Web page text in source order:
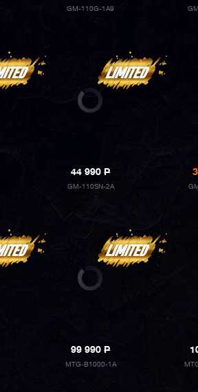
GM-110G-1A9
44 990P
GM-110SN-2A
99 990P
MTG-B1000-1A